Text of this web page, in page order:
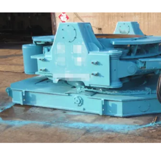
NEWS
SITE
HARITASI
GIZLILIK
POLITIKASI